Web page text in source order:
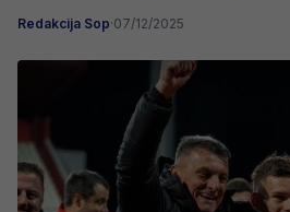
Redakcija Sop·07/12/2025